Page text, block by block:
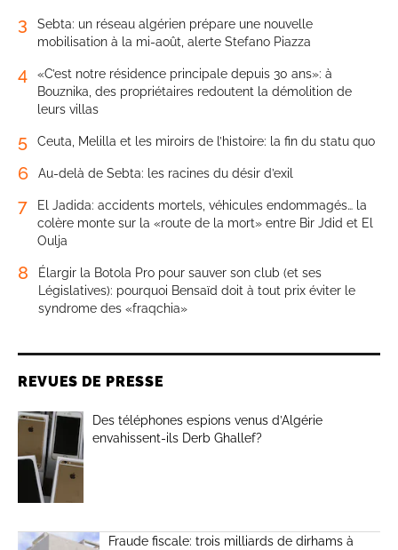
3
Sebta: un réseau algérien prépare une nouvelle
mobilisation à la mi-août, alerte Stefano Piazza
4
«C’est notre résidence principale depuis 30 ans»: à
Bouznika, des propriétaires redoutent la démolition de
leurs villas
5 Ceuta, Melilla et les miroirs de l’histoire: la fin du statu quo
6 Au-delà de Sebta: les racines du désir d’exil
7
El Jadida: accidents mortels, véhicules endommagés… la
colère monte sur la «route de la mort» entre Bir Jdid et El
Oulja
8
Élargir la Botola Pro pour sauver son club (et ses
Législatives): pourquoi Bensaïd doit à tout prix éviter le
syndrome des «fraqchia»
REVUES DE PRESSE
Des téléphones espions venus d’Algérie
envahissent-ils Derb Ghallef?
Fraude fiscale: trois milliards de dirhams à